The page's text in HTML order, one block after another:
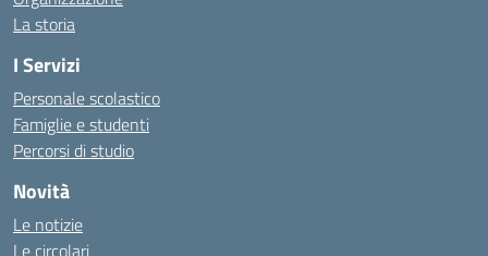
La storia
I Servizi
Personale scolastico
Famiglie e studenti
Percorsi di studio
Novità
Le notizie
Le circolari